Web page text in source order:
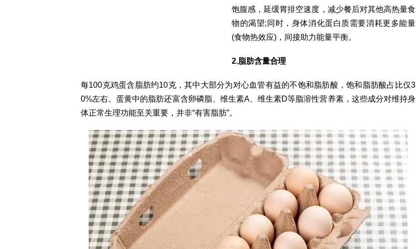
饱腹感，延缓胃排空速度，减少餐后对其他高热量食
物的渴望;同时，身体消化蛋白质需要消耗更多能量
(食物热效应)，间接助力能量平衡。
2.脂肪含量合理
每100克鸡蛋含脂肪约10克，其中大部分为对心血管有益的不饱和脂肪酸，饱和脂肪酸占比仅3
0%左右。蛋黄中的脂肪还富含卵磷脂、维生素A、维生素D等脂溶性营养素，这些成分对维持身
体正常生理功能至关重要，并非“有害脂肪”。